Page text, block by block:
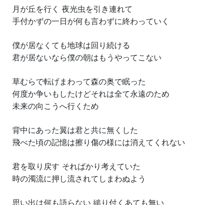
月が丘を行く 夜光虫を引き連れて
手付かずの一日が何も言わずに終わっていく
僕が居なくても地球は回り続ける
君が居ないなら僕の朝はもうやってこない
草むらで転げまわって森の奥で眠った
何度か争いもしたけどそれは全て永遠のため
未来の向こうへ行くため
背中にあった翼は君と共に無くした
飛べた頃の記憶は擦り傷の様には消えてくれない
君を取り戻す そればかり考えていた
時の濁流に押し流されてしまわぬよう
思い出は何も語らない 縋り付くあても無い